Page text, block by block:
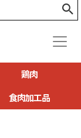
鶏肉
食肉加工品